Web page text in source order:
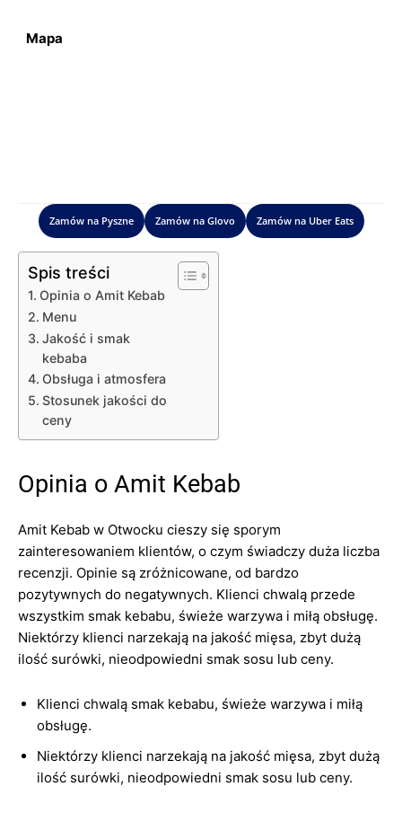
Mapa
Zamów na Pyszne Zamów na Glovo Zamów na Uber Eats
Spis treści
Opinia o Amit Kebab
Menu
Jakość i smak
kebaba
Obsługa i atmosfera
Stosunek jakości do
ceny
Opinia o Amit Kebab
Amit Kebab w Otwocku cieszy się sporym
zainteresowaniem klientów, o czym świadczy duża liczba
recenzji. Opinie są zróżnicowane, od bardzo
pozytywnych do negatywnych. Klienci chwalą przede
wszystkim smak kebabu, świeże warzywa i miłą obsługę.
Niektórzy klienci narzekają na jakość mięsa, zbyt dużą
ilość surówki, nieodpowiedni smak sosu lub ceny.
Klienci chwalą smak kebabu, świeże warzywa i miłą
obsługę.
Niektórzy klienci narzekają na jakość mięsa, zbyt dużą
ilość surówki, nieodpowiedni smak sosu lub ceny.